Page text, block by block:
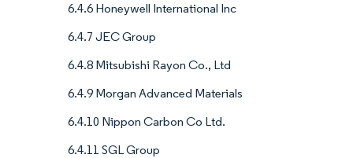
6.4.6 Honeywell International Inc
6.4.7 JEC Group
6.4.8 Mitsubishi Rayon Co., Ltd
6.4.9 Morgan Advanced Materials
6.4.10 Nippon Carbon Co Ltd.
6.4.11 SGL Group